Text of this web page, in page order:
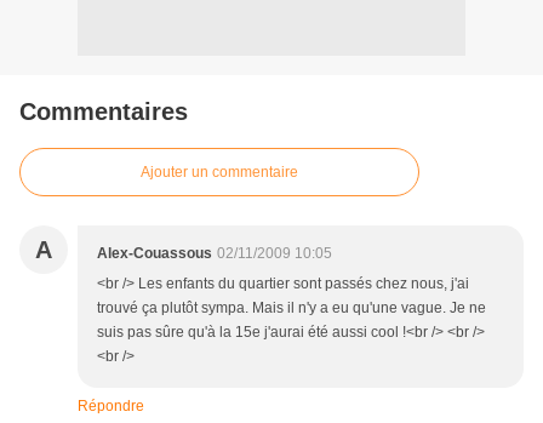
Commentaires
Ajouter un commentaire
A Alex-Couassous 02/11/2009 10:05
<br /> Les enfants du quartier sont passés chez nous, j'ai
trouvé ça plutôt sympa. Mais il n'y a eu qu'une vague. Je ne
suis pas sûre qu'à la 15e j'aurai été aussi cool !<br /> <br />
<br />
Répondre